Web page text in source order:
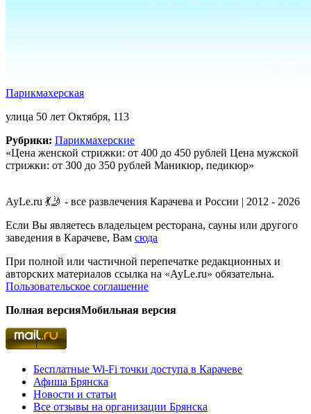
Парикмахерская
улица 50 лет Октября, 113
Рубрики: Парикмахерские
«Цена женской стрижки: от 400 до 450 рублей Цена мужской
стрижки: от 300 до 350 рублей Маникюр, педикюр»
AyLe.ru 💃🤳 - все развлечения Карачева и России | 2012 - 2026
Если Вы являетесь владельцем ресторана, сауны или другого
заведения в Карачеве, Вам сюда
При полной или частичной перепечатке редакционных и
авторских материалов ссылка на «AyLe.ru» обязательна.
Пользовательское соглашение
Полная версияМобильная версия
Бесплатные Wi-Fi точки доступа в Карачеве
Афиша Брянска
Новости и статьи
Все отзывы на организации Брянска